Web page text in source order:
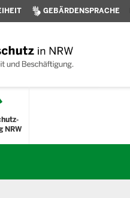
GEBÄRDENSPRACHE
NRW